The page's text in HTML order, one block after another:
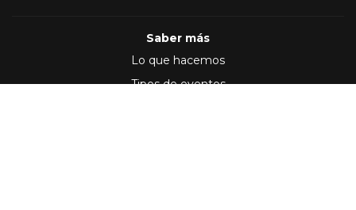
Saber más
Lo que hacemos
Tipos de eventos